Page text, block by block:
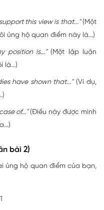
this view is that..."(Một
ủng hộ quan điểm này là...)
position is..."(Một lập luận
là...)
have shown that..."(Ví dụ,
of..."(Điều này được minh
bài 2)
ủng hộ quan điểm của bạn,